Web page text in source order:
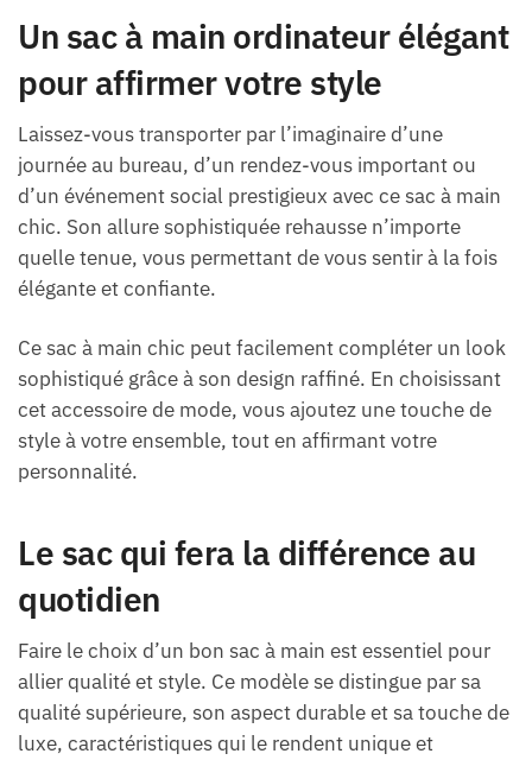
Un sac à main ordinateur élégant
pour affirmer votre style
Laissez-vous transporter par l’imaginaire d’une
journée au bureau, d’un rendez-vous important ou
d’un événement social prestigieux avec ce sac à main
chic. Son allure sophistiquée rehausse n’importe
quelle tenue, vous permettant de vous sentir à la fois
élégante et confiante.
Ce sac à main chic peut facilement compléter un look
sophistiqué grâce à son design raffiné. En choisissant
cet accessoire de mode, vous ajoutez une touche de
style à votre ensemble, tout en affirmant votre
personnalité.
Le sac qui fera la différence au
quotidien
Faire le choix d’un bon sac à main est essentiel pour
allier qualité et style. Ce modèle se distingue par sa
qualité supérieure, son aspect durable et sa touche de
luxe, caractéristiques qui le rendent unique et